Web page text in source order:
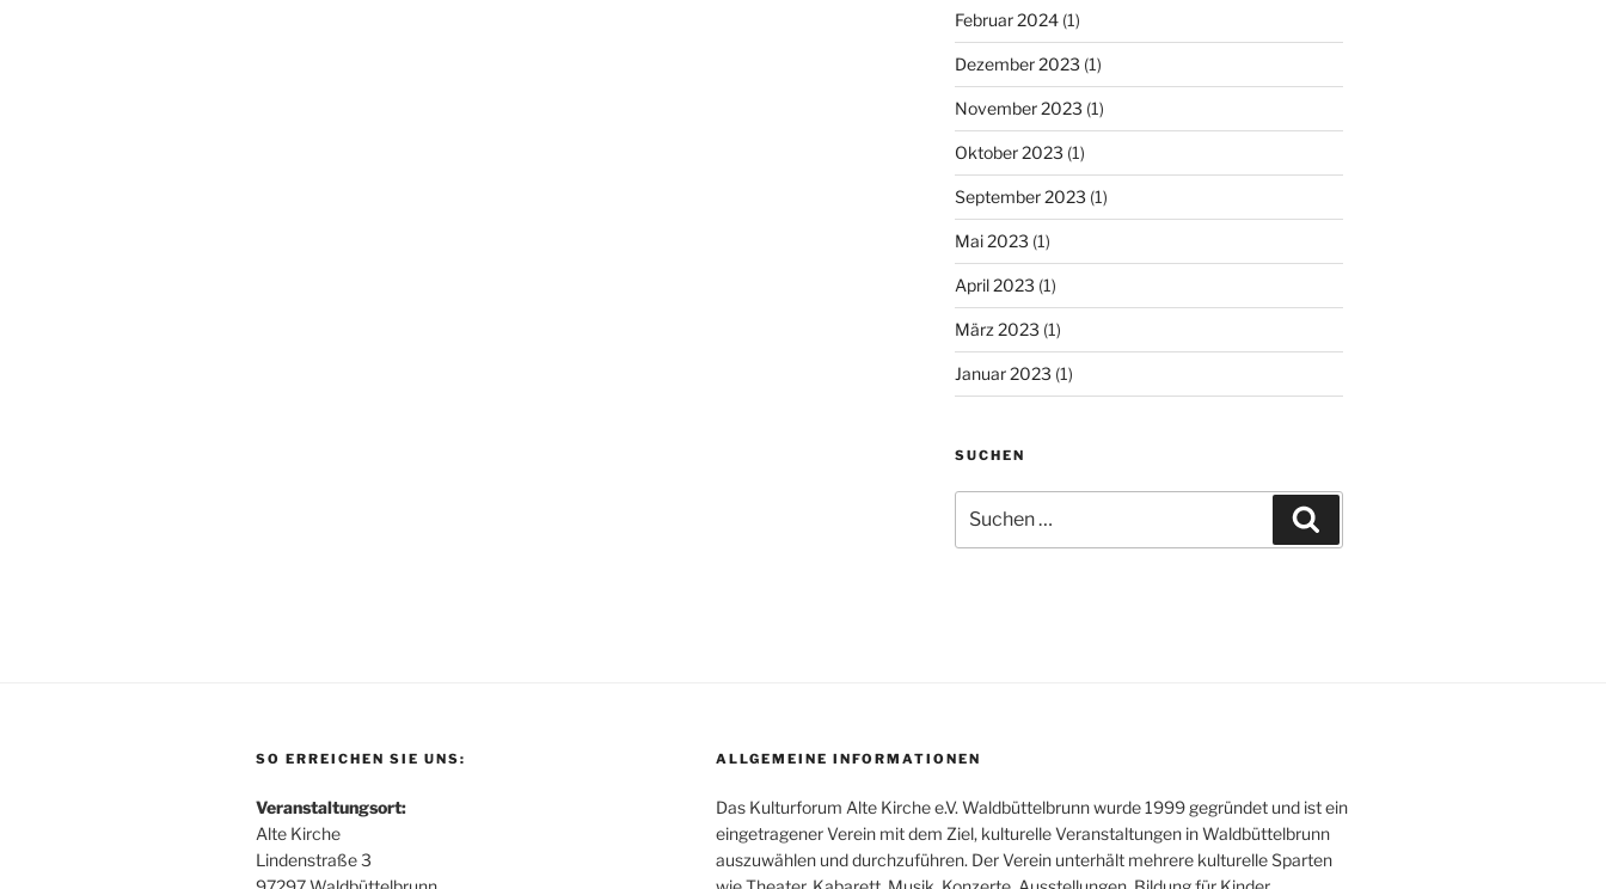
Februar 2024(1)
Dezember 2023 (1)
November 2023 (1)
Oktober 2023 (1)
September 2023 (1)
Mai 2023 (1)
April 2023 (1)
März 2023 (1)
Januar 2023 (1)
SUCHEN
nach:
SO ERREICHEN SIE UNS:
Veranstaltungsort:
Alte Kirche
Lindenstraße 3
ALLGEMEINE INFORMATIONEN
Das Kulturforum Alte Kirche e.V. Waldbüttelbrunn wurde 1999 gegründet und ist ein
eingetragener Verein mit dem Ziel, kulturelle Veranstaltungen in Waldbüttelbrunn
auszuwählen und durchzuführen. Der Verein unterhält mehrere kulturelle Sparten